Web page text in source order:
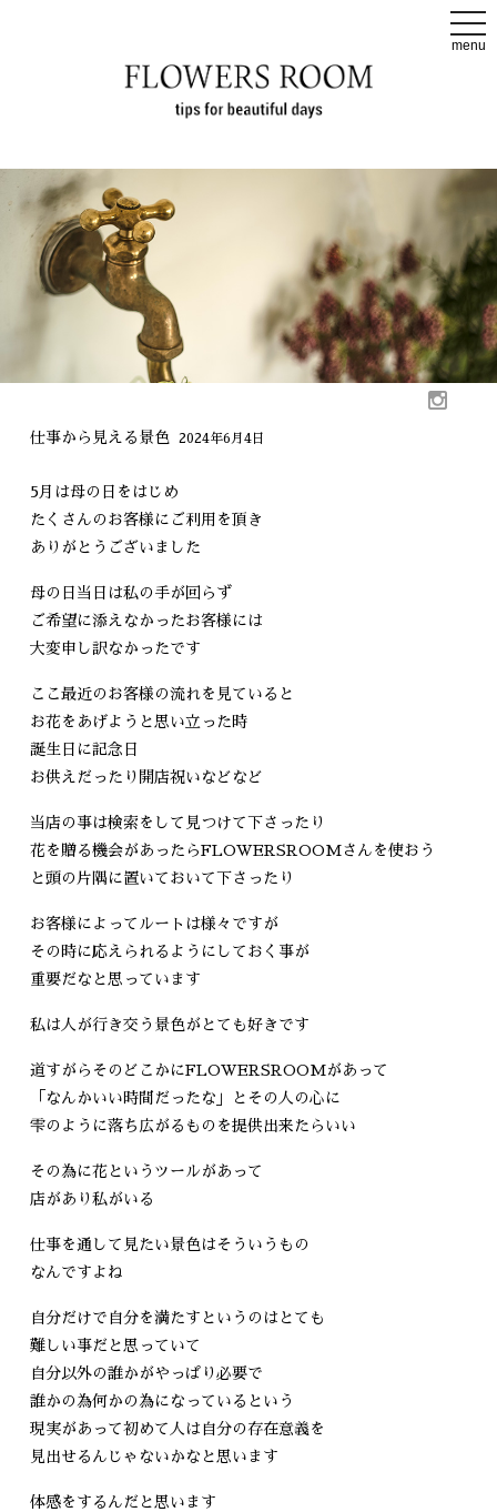
t
o
g
i
o
menu
仕事から見える景色 2024年6月4日
5月は母の日をはじめ
たくさんのお客様にご利用を頂き
ありがとうございました
母の日当日は私の手が回らず
ご希望に添えなかったお客様には
大変申し訳なかったです
ここ最近のお客様の流れを見ていると
お花をあげようと思い立った時
誕生日に記念日
お供えだったり開店祝いなどなど
当店の事は検索をして見つけて下さったり
花を贈る機会があったらFLOWERSROOMさんを使おう
と頭の片隅に置いておいて下さったり
お客様によってルートは様々ですが
その時に応えられるようにしておく事が
重要だなと思っています
私は人が行き交う景色がとても好きです
道すがらそのどこかにFLOWERSROOMがあって
「なんかいい時間だったな」とその人の心に
雫のように落ち広がるものを提供出来たらいい
その為に花というツールがあって
店があり私がいる
仕事を通して見たい景色はそういうもの
なんですよね
自分だけで自分を満たすというのはとても
難しい事だと思っていて
自分以外の誰かがやっぱり必要で
誰かの為何かの為になっているという
現実があって初めて人は自分の存在意義を
見出せるんじゃないかなと思います
体感をするんだと思います